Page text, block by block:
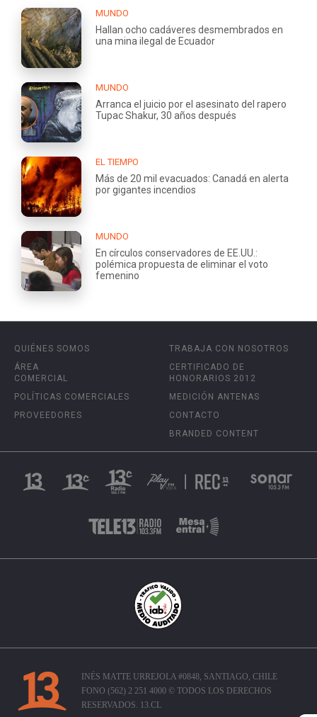
MUNDO
Hallan ocho cadáveres desmembrados en
una mina ilegal de Ecuador
MUNDO
Arranca el juicio por el asesinato del rapero
Tupac Shakur, 30 años después
EL TIEMPO
Más de 20 mil evacuados: Canadá en alerta
por gigantes incendios
MUNDO
En círculos conservadores de EE.UU.:
polémica propuesta de eliminar el voto
femenino
QUIÉNES SOMOS
ÁREA
COMERCIAL
POLÍTICAS COMERCIALES
PROVEEDORES
TRABAJA CON NOSOTROS
CERTIFICADO DE
HONORARIOS 2012
MEDICIÓN ANTENAS
CONTACTO
BRANDED CONTENT
INÉS MATTE URREJOLA #0848, SANTIAGO, CHILE
FONO (562) 2 251 4000 © TODOS LOS DERECHOS
RESERVADOS. 13.CL